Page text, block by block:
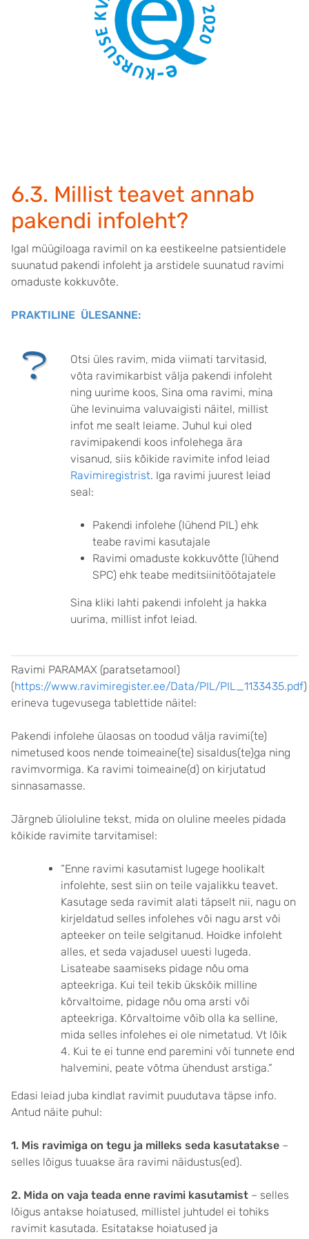
6.3. Millist teavet annab
pakendi infoleht?
Igal müügiloaga ravimil on ka eestikeelne patsientidele
suunatud pakendi infoleht ja arstidele suunatud ravimi
omaduste kokkuvõte.
PRAKTILINE ÜLESANNE:
Otsi üles ravim, mida viimati tarvitasid,
võta ravimikarbist välja pakendi infoleht
ning uurime koos, Sina oma ravimi, mina
ühe levinuima valuvaigisti näitel, millist
infot me sealt leiame. Juhul kui oled
ravimipakendi koos infolehega ära
visanud, siis kõikide ravimite infod leiad
Ravimiregistrist. Iga ravimi juurest leiad
seal:
Pakendi infolehe (lühend PIL) ehk
teabe ravimi kasutajale
Ravimi omaduste kokkuvõtte (lühend
SPC) ehk teabe meditsiinitöötajatele
Sina kliki lahti pakendi infoleht ja hakka
uurima, millist infot leiad.
Ravimi PARAMAX (paratsetamool)
(https://www.ravimiregister.ee/Data/PIL/PIL_1133435.pdf)
erineva tugevusega tablettide näitel:
Pakendi infolehe ülaosas on toodud välja ravimi(te)
nimetused koos nende toimeaine(te) sisaldus(te)ga ning
ravimvormiga. Ka ravimi toimeaine(d) on kirjutatud
sinnasamasse.
Järgneb ülioluline tekst, mida on oluline meeles pidada
kõikide ravimite tarvitamisel:
“Enne ravimi kasutamist lugege hoolikalt
infolehte, sest siin on teile vajalikku teavet.
Kasutage seda ravimit alati täpselt nii, nagu on
kirjeldatud selles infolehes või nagu arst või
apteeker on teile selgitanud. Hoidke infoleht
alles, et seda vajadusel uuesti lugeda.
Lisateabe saamiseks pidage nõu oma
apteekriga. Kui teil tekib ükskõik milline
kõrvaltoime, pidage nõu oma arsti või
apteekriga. Kõrvaltoime võib olla ka selline,
mida selles infolehes ei ole nimetatud. Vt lõik
4. Kui te ei tunne end paremini või tunnete end
halvemini, peate võtma ühendust arstiga.“
Edasi leiad juba kindlat ravimit puudutava täpse info.
Antud näite puhul:
1. Mis ravimiga on tegu ja milleks seda kasutatakse –
selles lõigus tuuakse ära ravimi näidustus(ed).
2. Mida on vaja teada enne ravimi kasutamist – selles
lõigus antakse hoiatused, millistel juhtudel ei tohiks
ravimit kasutada. Esitatakse hoiatused ja